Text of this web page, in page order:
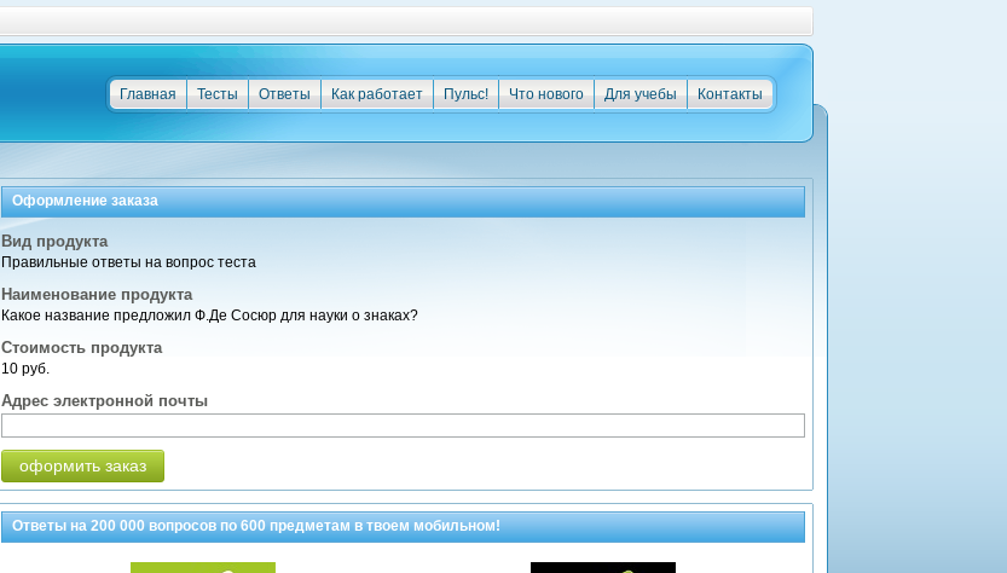
Контакты
Для учебы
Что нового
Пульс!
Как работает
Ответы
Тесты
Главная
Оформление заказа
Вид продукта
Правильные ответы на вопрос теста
Наименование продукта
Какое название предложил Ф.Де Сосюр для науки о знаках?
Стоимость продукта
10 руб.
Адрес электронной почты
оформить заказ
Ответы на200 000вопросов по600 предметамв твоем мобильном!